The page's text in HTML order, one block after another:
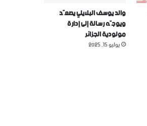
والد يوسف البلايلي يصعّد
ويوجّه رسالة إلى إدارة
مولودية الجزائر
يوليو 15, 2025